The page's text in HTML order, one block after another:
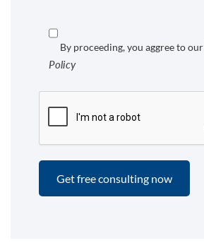
By proceeding, you aggree to our
Policy